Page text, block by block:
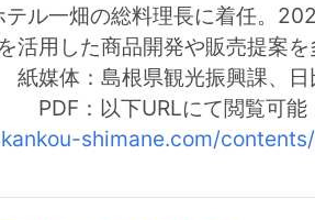
ル一畑の総料理長に着任。
活用した商品開発や販売提案
紙媒体：島根県観光振興課、
下URLにて閲覧可能
shimane.com/